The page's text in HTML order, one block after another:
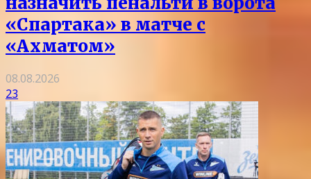
«Спартака» в матче с
«Ахматом»
08.08.2026
23